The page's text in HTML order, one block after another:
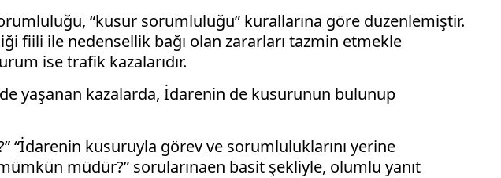
“kusur sorumluluğu” kurallarına göre düzenlemiştir.
fiili ile nedensellik bağı olan zararları tazmin etmekle
ise trafik kazalarıdır.
yaşanan kazalarda, İdarenin de kusurunun bulunup
“İdarenin kusuruyla görev ve sorumluluklarını yerine
müdür?” sorularınaen basit şekliyle, olumlu yanıt